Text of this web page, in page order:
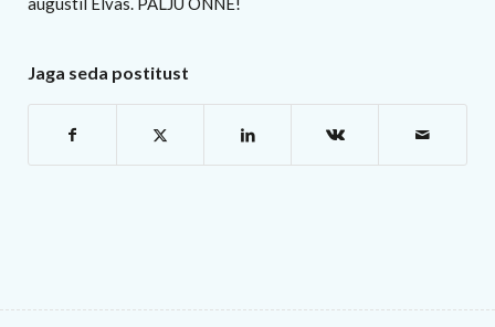
Jaga seda postitust